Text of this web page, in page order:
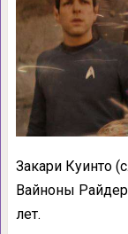
Закари Куинто
Вайноны
лет.